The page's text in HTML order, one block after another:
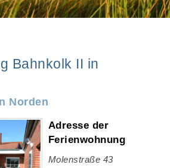
Bahnkolk II in
Norden
Adresse der
Ferienwohnung
Molenstraße 43